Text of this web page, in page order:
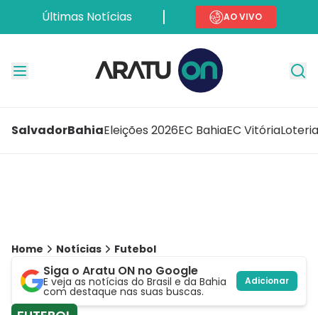
Últimas Notícias AO VIVO
SalvadorBahiaEleições 2026EC BahiaEC Vitória
Home Notícias Futebol
Siga o Aratu ON no Google
E veja as notícias do Brasil e da Bahia
com destaque nas suas buscas.
Adicionar